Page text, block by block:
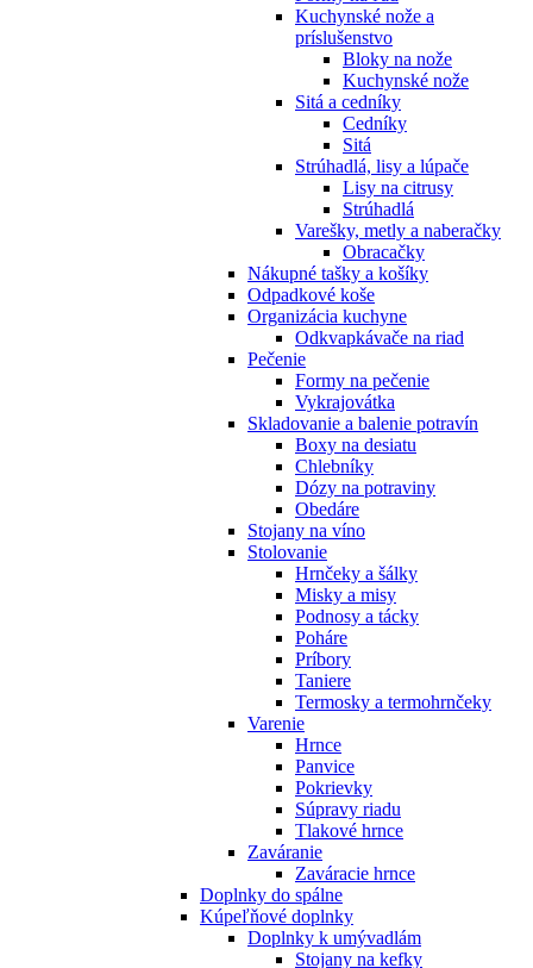
Kuchynské nože a
príslušenstvo
Bloky na nože
Kuchynské nože
Sitá a cedníky
Cedníky
Sitá
Strúhadlá, lisy a lúpače
Lisy na citrusy
Strúhadlá
Varešky, metly a naberačky
Obracačky
Nákupné tašky a košíky
Odpadkové koše
Organizácia kuchyne
Odkvapkávače na riad
Pečenie
Formy na pečenie
Vykrajovátka
Skladovanie a balenie potravín
Boxy na desiatu
Chlebníky
Dózy na potraviny
Obedáre
Stojany na víno
Stolovanie
Hrnčeky a šálky
Misky a misy
Podnosy a tácky
Poháre
Príbory
Taniere
Termosky a termohrnčeky
Varenie
Hrnce
Panvice
Pokrievky
Súpravy riadu
Tlakové hrnce
Zaváranie
Zaváracie hrnce
Doplnky do spálne
Kúpeľňové doplnky
Doplnky k umývadlám
Stojany na kefky